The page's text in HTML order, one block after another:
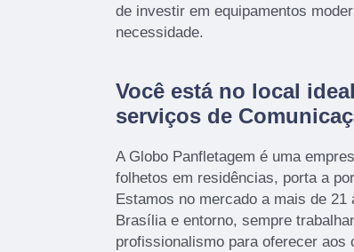
de investir em equipamentos
necessidade.
Você está no local
serviços de
A Globo Panfletagem é uma
folhetos em residências, porta a
Estamos no mercado a mais de
Brasília e entorno, sempre
profissionalismo para oferecer aos